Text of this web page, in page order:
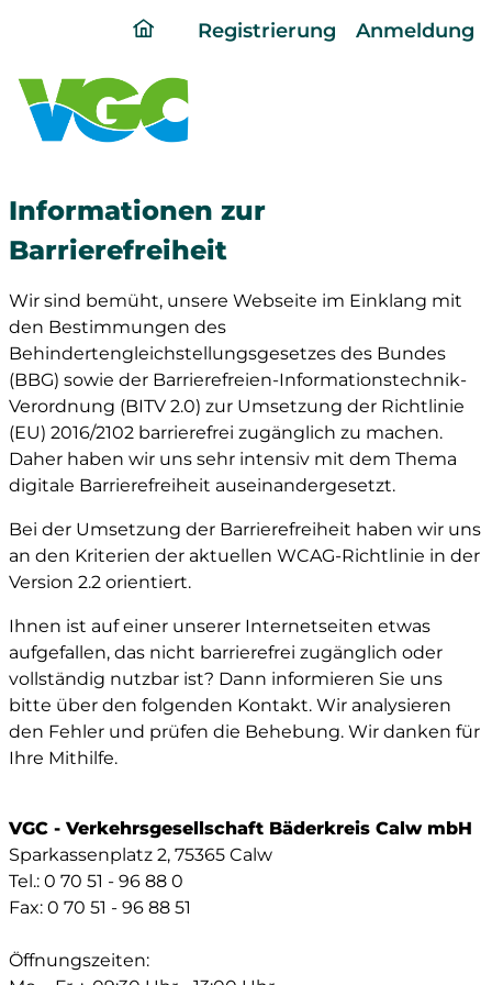
ding
page
Registrierung Anmeldung
Informationen zur
Barrierefreiheit
Wir sind bemüht, unsere Webseite im Einklang mit
den Bestimmungen des
Behindertengleichstellungsgesetzes des Bundes
(BBG) sowie der Barrierefreien-Informationstechnik-
Verordnung (BITV 2.0) zur Umsetzung der Richtlinie
(EU) 2016/2102 barrierefrei zugänglich zu machen.
Daher haben wir uns sehr intensiv mit dem Thema
digitale Barrierefreiheit auseinandergesetzt.
Bei der Umsetzung der Barrierefreiheit haben wir uns
an den Kriterien der aktuellen WCAG-Richtlinie in der
Version 2.2 orientiert.
Ihnen ist auf einer unserer Internetseiten etwas
aufgefallen, das nicht barrierefrei zugänglich oder
vollständig nutzbar ist? Dann informieren Sie uns
bitte über den folgenden Kontakt. Wir analysieren
den Fehler und prüfen die Behebung. Wir danken für
Ihre Mithilfe.
VGC - Verkehrsgesellschaft Bäderkreis Calw mbH
Sparkassenplatz 2, 75365 Calw
Tel.: 0 70 51 - 96 88 0
Fax: 0 70 51 - 96 88 51
Öffnungszeiten: